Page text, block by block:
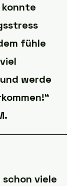
fühle
werde
schon viele